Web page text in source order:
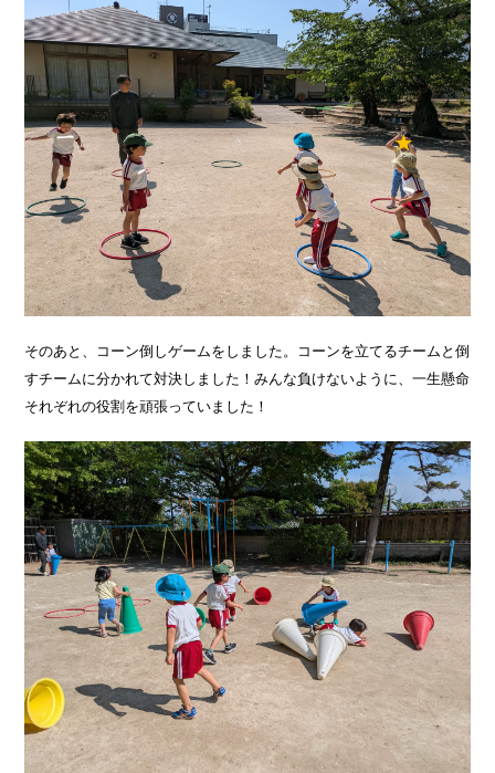
そのあと、コーン倒しゲームをしました。コーンを立てるチームと倒
すチームに分かれて対決しました！みんな負けないように、一生懸命
それぞれの役割を頑張っていました！